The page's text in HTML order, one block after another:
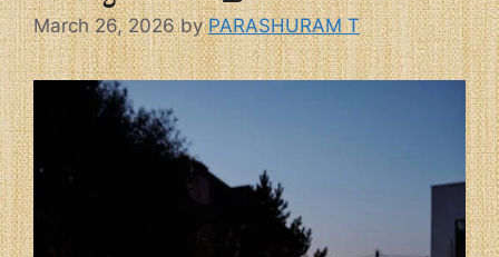
March 26, 2026 byPARASHURAM T